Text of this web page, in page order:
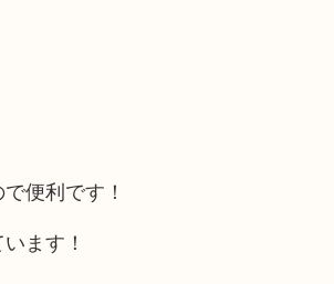
便利です！
ます！